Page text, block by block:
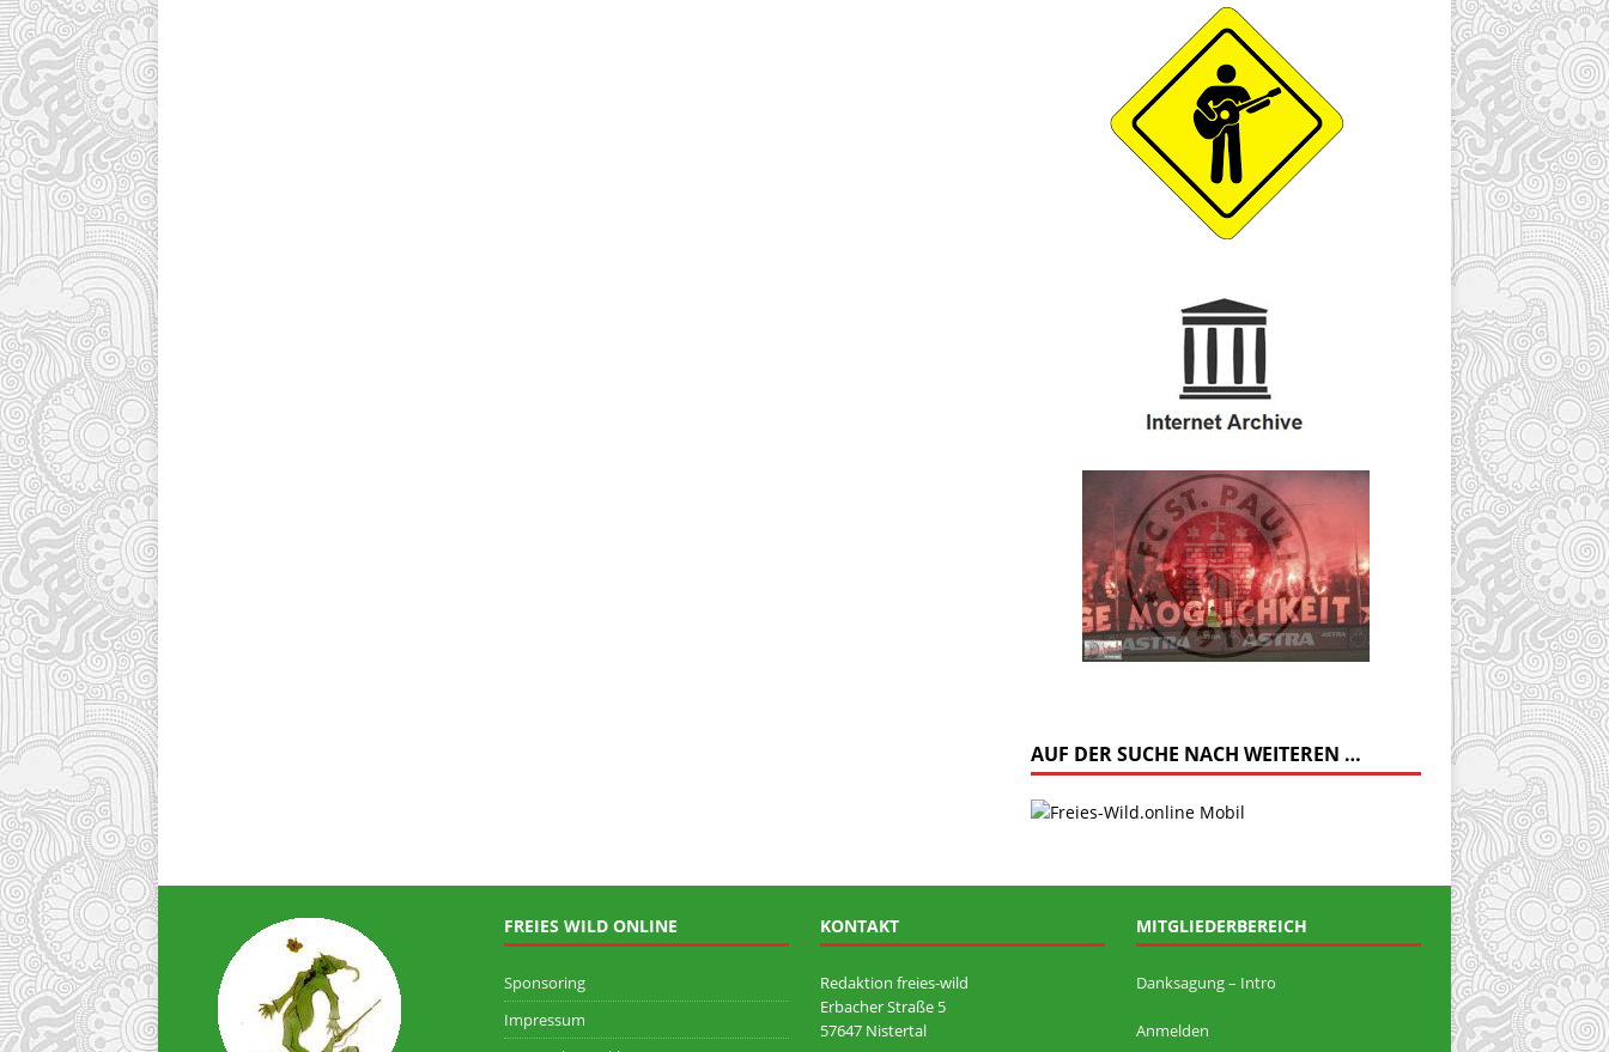
AUF DER SUCHE NACH WEITEREN …
FREIES WILD ONLINE
Sponsoring
Impressum
KONTAKT
Redaktion freies-wild
Erbacher Straße 5
57647 Nistertal
MITGLIEDERBEREICH
Danksagung – Intro
Anmelden